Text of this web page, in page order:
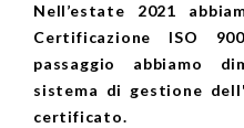
Nell’estate 2021
Certificazione ISO
passaggio abbiamo
sistema di gestione
certificato.